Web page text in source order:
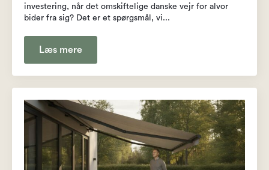
investering, når det omskiftelige danske vejr for alvor
bider fra sig? Det er et spørgsmål, vi...
Læs mere